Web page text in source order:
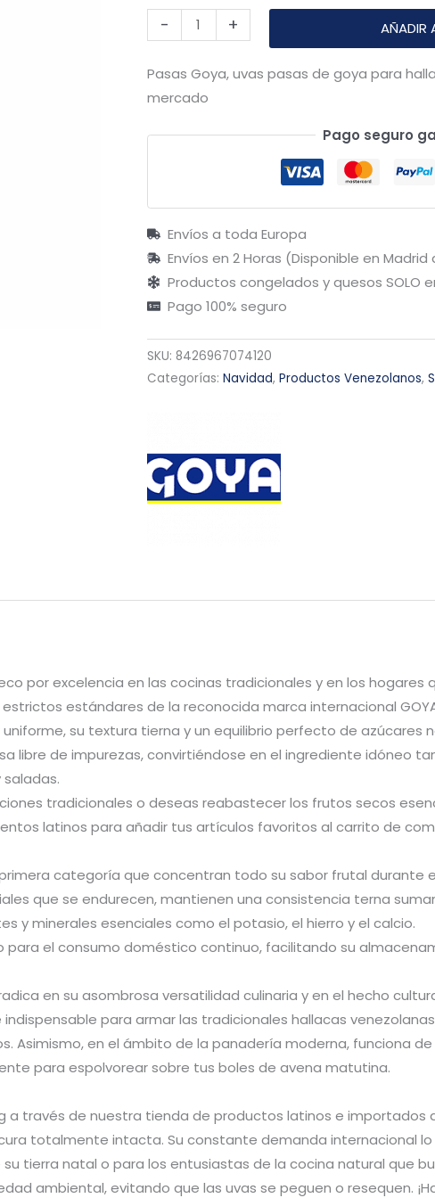
- + AÑADIR
Pasas Goya, uvas pasas de goya para
mercado
Pago seguro
Envíos a toda Europa
Envíos en 2 Horas (Disponible en Madrid
Productos congelados y quesos SOLO
Pago 100% seguro
SKU: 8426967074120
Categorías:Navidad,Productos Venezolanos,
por excelencia en las cocinas tradicionales y en los hogares
estándares de la reconocida marca internacional
su textura tierna y un equilibrio perfecto de azúcares
libre de impurezas, convirtiéndose en el ingrediente idóneo
tradicionales o deseas reabastecer los frutos secos
latinos para añadir tus artículos favoritos al carrito de
categoría que concentran todo su sabor frutal durante
que se endurecen, mantienen una consistencia terna
y minerales esenciales como el potasio, el hierro y el calcio.
el consumo doméstico continuo, facilitando su
en su asombrosa versatilidad culinaria y en el hecho
para armar las tradicionales hallacas
Asimismo, en el ámbito de la panadería moderna, funciona
para espolvorear sobre tus boles de avena matutina.
a través de nuestra tienda de productos latinos e importados
totalmente intacta. Su constante demanda internacional
tierra natal o para los entusiastas de la cocina natural que
ambiental, evitando que las uvas se peguen o resequen.